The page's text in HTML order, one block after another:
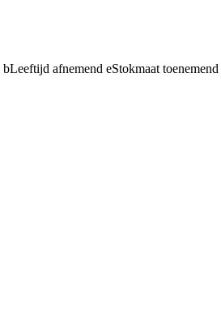
bLeeftijd afnemend eStokmaat toenemend